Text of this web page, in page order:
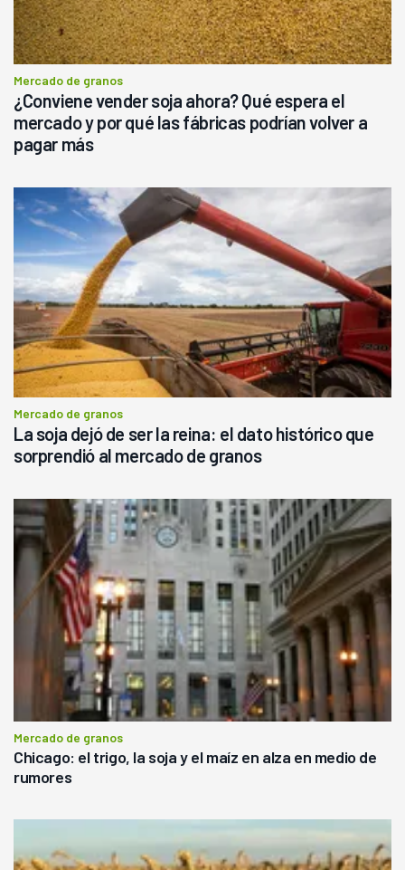
Mercado de granos
¿Conviene vender soja ahora? Qué espera el
mercado y por qué las fábricas podrían volver a
pagar más
Mercado de granos
La soja dejó de ser la reina: el dato histórico que
sorprendió al mercado de granos
Mercado de granos
Chicago: el trigo, la soja y el maíz en alza en medio de
rumores